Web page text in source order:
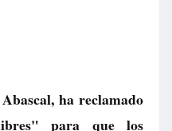
ha reclamado
para que los